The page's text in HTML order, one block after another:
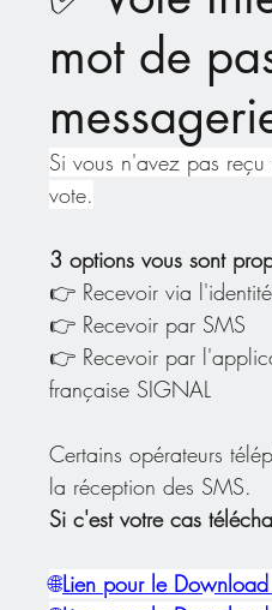
mot de
Si vous n'avez pas
vote.
3 options vous sont
👉 Recevoir via
👉 Recevoir par SMS
👉 Recevoir par
française SIGNAL
Certains opérateurs
la réception des SMS.
Si c'est votre cas
🌐Lien pour le